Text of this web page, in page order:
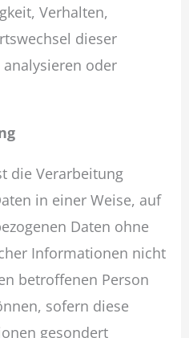
Verhalten,
dieser
oder
die Verarbeitung
in einer Weise, auf
Daten ohne
Informationen nicht
betroffenen Person
sofern diese
gesondert